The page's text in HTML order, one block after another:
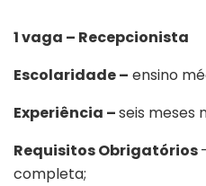
1 vaga – Recepcionista
Escolaridade – ensino
Experiência –seis meses
Requisitos Obrigatórios
completa;